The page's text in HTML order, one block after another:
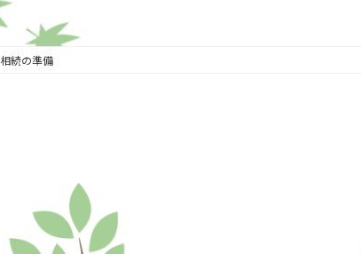
相続の準備